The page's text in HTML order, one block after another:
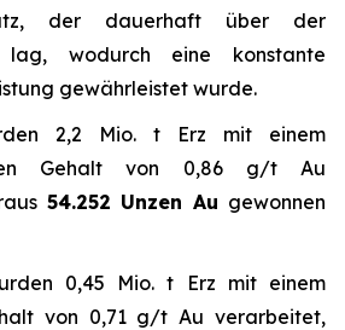
der dauerhaft über der
lag, wodurch eine konstante
gewährleistet wurde.
2,2 Mio. t Erz mit einem
Gehalt von 0,86 g/t Au
54.252 Unzen Au gewonnen
0,45 Mio. t Erz mit einem
von 0,71 g/t Au verarbeitet,